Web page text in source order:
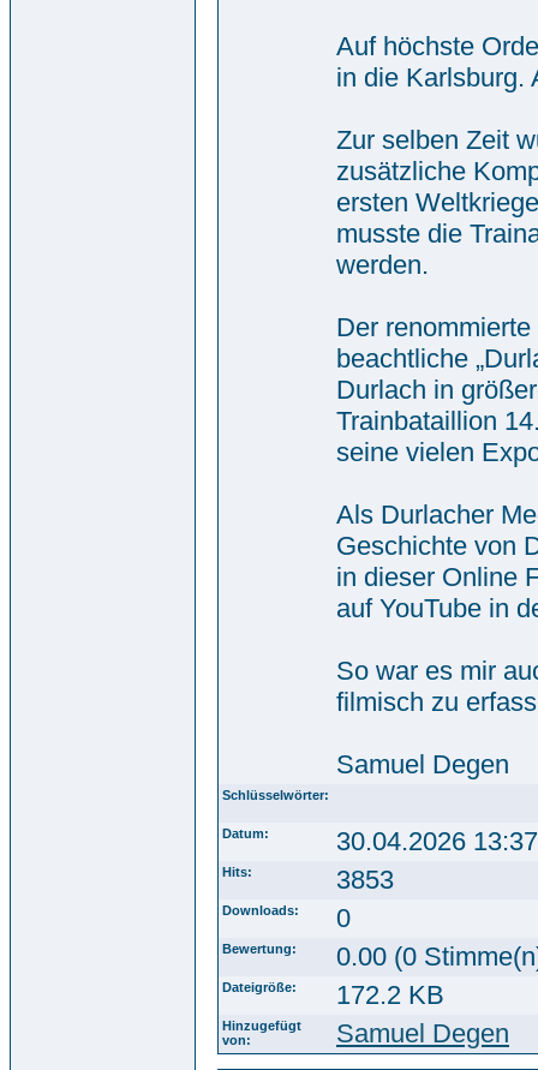
Auf höchste
in die Karlsburg.
Zur selben Zeit
zusätzliche
ersten
musste die
werden.
Der
beachtliche
Durlach in
Trainbataillion
seine vielen
Als Durlacher
Geschichte von
in dieser Online
auf YouTube in
So war es mir
filmisch zu
Samuel Degen
Schlüsselwörter:
Datum: 30.04.2026 13:37
Hits: 3853
Downloads: 0
Bewertung: 0.00 (0
Dateigröße: 172.2 KB
Hinzugefügt
von:
Samuel Degen